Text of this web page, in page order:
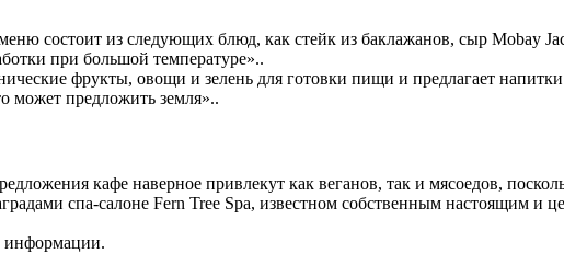
состоит из следующих блюд, как стейк из баклажанов, сыр Mobay
при большой температуре»..
фрукты, овощи и зелень для готовки пищи и предлагает
может предложить земля»..
кафе наверное привлекут как веганов, так и мясоедов,
спа-салоне Fern Tree Spa, известном собственным настоящим
информации.